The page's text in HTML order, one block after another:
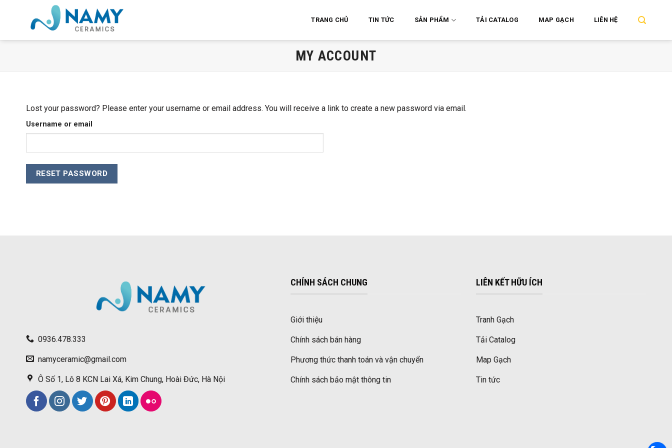
TRANG CHỦ TIN TỨC SẢN PHẨM TẢI CATALOG MAP GẠCH LIÊN HỆ
MY ACCOUNT
Lost your password? Please enter your username or email address. You will receive a link to create a new password via email.
Username or email
RESET PASSWORD
0936.478.333
namyceramic@gmail.com
Ô Số 1, Lô 8 KCN Lai Xá, Kim Chung, Hoài Đức, Hà Nội
CHÍNH SÁCH CHUNG
Giới thiệu
Chính sách bán hàng
Phương thức thanh toán và vận chuyển
Chính sách bảo mật thông tin
LIÊN KẾT HỮU ÍCH
Tranh Gạch
Tải Catalog
Map Gạch
Tin tức